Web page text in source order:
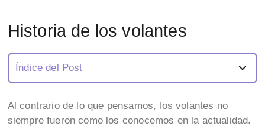
Historia de los volantes
Índice del Post
Al contrario de lo que pensamos, los volantes no
siempre fueron como los conocemos en la actualidad.